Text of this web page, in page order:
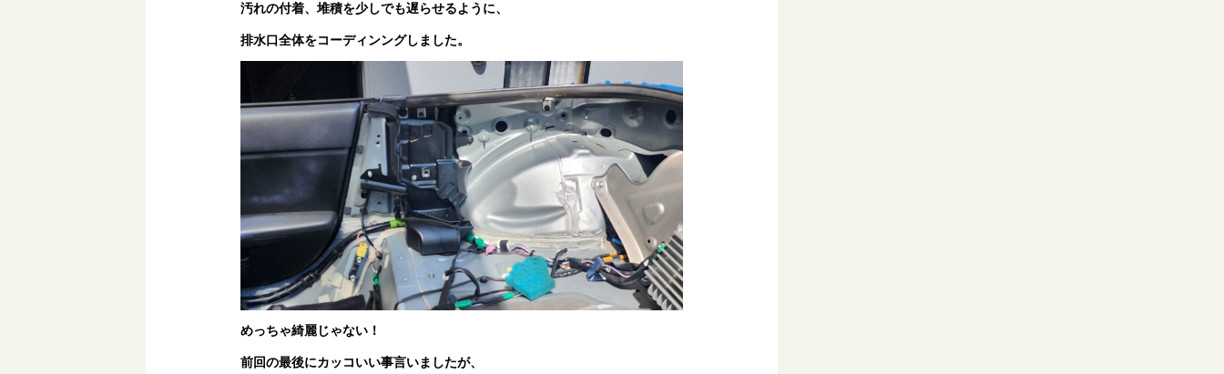
汚れの付着、堆積を少しでも遅らせるように、
排水口全体をコーディンングしました。
めっちゃ綺麗じゃない！
前回の最後にカッコいい事言いましたが、